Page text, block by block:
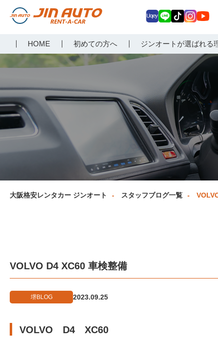
らジンオートレンタカー
HOME 初めての方へ ジンオートが選ばれる
ey E
Tokagr
am
uT
ub
大阪格安レンタカー ジンオート スタッフブログ一覧
VOLVO D4 XC60 車検整備
堺BLOG 2023.09.25
VOLVO D4 XC60